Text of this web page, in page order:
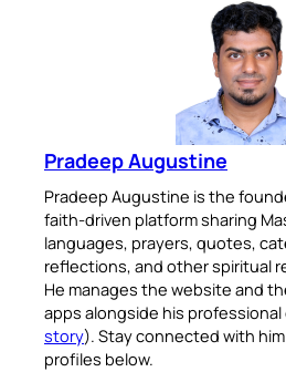
Pradeep Augustine
Pradeep Augustine is the
faith-driven platform sharing
languages, prayers, quotes,
reflections, and other spiritual
He manages the website and
apps alongside his professional
story). Stay connected with
profiles below.